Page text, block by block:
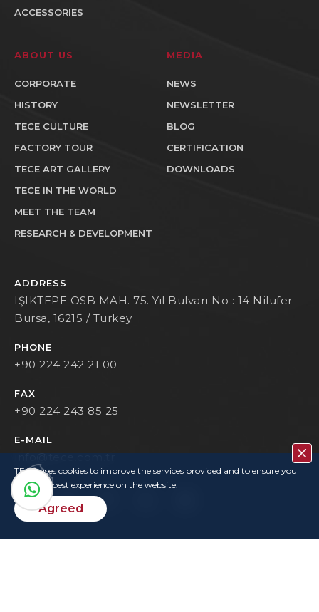
ACCESSORIES
ABOUT US
CORPORATE
HISTORY
TECE CULTURE
FACTORY TOUR
TECE ART GALLERY
TECE IN THE WORLD
MEET THE TEAM
RESEARCH & DEVELOPMENT
MEDIA
NEWS
NEWSLETTER
BLOG
CERTIFICATION
DOWNLOADS
ADDRESS
IŞIKTEPE OSB MAH. 75. Yıl Bulvarı No : 14 Nilufer -
Bursa, 16215 / Turkey
PHONE
+90 224 242 21 00
FAX
+90 224 243 85 25
E-MAIL
info@tece.com.tr
TECE uses cookies to improve the services provided and to ensure you
have the best experience on the website.
Agreed